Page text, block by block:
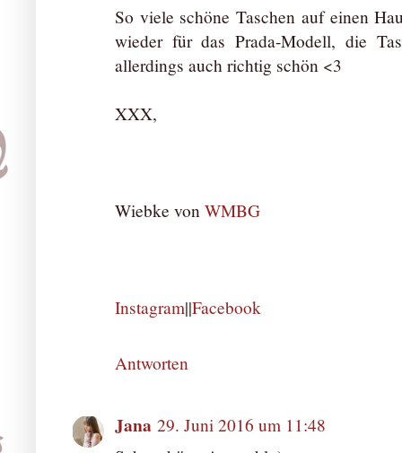
So viele schöne Taschen auf einen
wieder für das Prada-Modell, die
allerdings auch richtig schön <3
XXX,
Wiebke von WMBG
Instagram||Facebook
Antworten
Jana 29. Juni 2016 um 11:48